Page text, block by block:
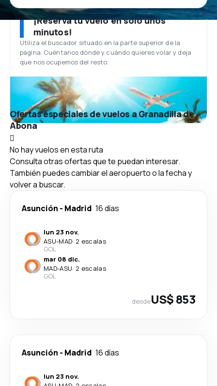
¡Reserva tu vuelo en solo unos
minutos!
Utiliza el buscador situado en la parte superior de la
página. Cuéntanos dónde y cuándo quieres volar y deja
que nos ocupemos del resto.
Ofertas especiales de vuelos a Granadilla de
Abona
No hay vuelos en esta ruta
Consulta otras ofertas que te puedan interesar.
También puedes cambiar el aeropuerto o la fecha y
volver a buscar.
Asunción - Madrid 16 días
lun 23 nov.
ASU-MAD· 2 escalas
GOL
mar 08 dic.
MAD-ASU· 2 escalas
GOL
desdeUS$ 853
Asunción - Madrid 16 días
lun 23 nov.